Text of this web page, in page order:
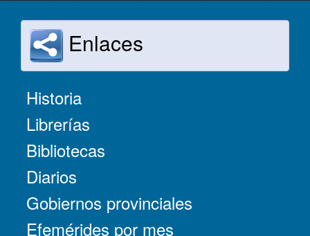
Enlaces
Historia
Librerías
Bibliotecas
Diarios
Gobiernos provinciales
Efemérides por mes